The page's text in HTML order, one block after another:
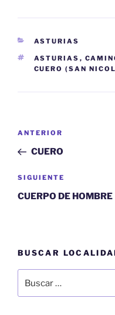
CATEGORÍAS
ASTURIAS
ETIQUETAS
ASTURIAS ,
CUERO (SAN
Navegación
entradas
Entrada
anterior:
ANTERIOR
CUERO
Siguiente
entrada
SIGUIENTE
CUERPO DE HOMBRE
BUSCAR
por: